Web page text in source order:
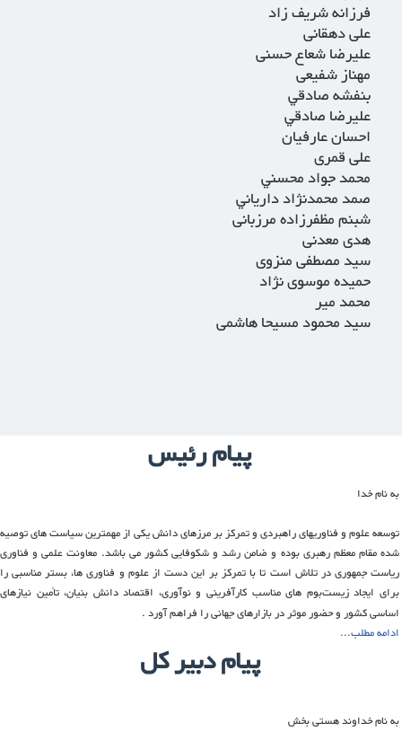
فرزانه شریف زاد
علی دهقانی
عليرضا شعاع حسنی
مهناز شفیعی
بنفشه صادقي
عليرضا صادقي
احسان عارفیان
علی قمری
محمد جواد محسني
صمد محمدنژاد دارياني
شبنم مظفرزاده مرزبانی
هدی معدنی
سید مصطفی منزوی
حمیده موسوی نژاد
محمد میر
سید محمود مسیحا هاشمی
پیام رئیس
به نام خدا
توسعه علوم و فناوریهای راهبردی و تمرکز بر مرزهای دانش یکی از مهمترین سیاست های توصیه
شده مقام معظم رهبری بوده و ضامن رشد و شکوفایی کشور می باشد. معاونت علمی و فناوری
ریاست جمهوری در تلاش است تا با تمرکز بر این دست از علوم و فناوری ها، بستر مناسبی را
برای ایجاد زیست‌بوم های مناسب کارآفرینی و نوآوری، اقتصاد دانش بنیان، تأمین نیازهای
اساسی کشور و حضور موثر در بازارهای جهانی را فراهم آورد .
ادامه مطلب...
پيام دبير کل
به نام خداوند هستی‌ بخش